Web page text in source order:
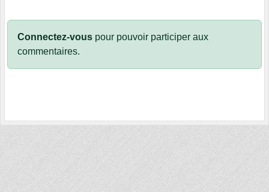
Connectez-vous pour pouvoir participer aux
commentaires.